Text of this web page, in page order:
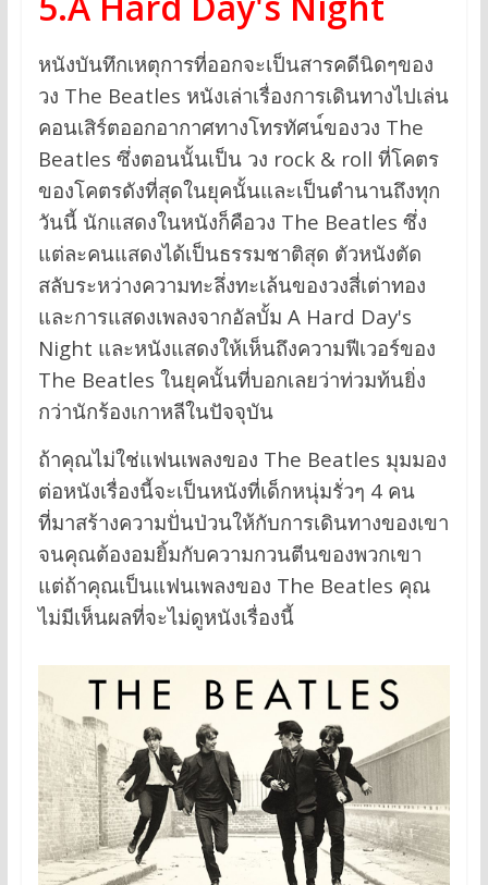
หนังบันทึกเหตุการที่ออกจะเป็นสารคดีนิดๆของ
วง The Beatles หนังเล่าเรื่องการเดินทางไปเล่น
คอนเสิร์ตออกอากาศทางโทรทัศน์ของวง The
Beatles ซึ่งตอนนั้นเป็น วง rock & roll ที่โคตร
ของโคตรดังที่สุดในยุคนั้นและเป็นตำนานถึงทุก
วันนี้ นักแสดงในหนังก็คือวง The Beatles ซึ่ง
แต่ละคนแสดงได้เป็นธรรมชาติสุด ตัวหนังตัด
สลับระหว่างความทะลึ่งทะเล้นของวงสี่เต่าทอง
และการแสดงเพลงจากอัลบั้ม A Hard Day's
Night และหนังแสดงให้เห็นถึงความฟีเวอร์ของ
The Beatles ในยุคนั้นที่บอกเลยว่าท่วมท้นยิ่ง
กว่านักร้องเกาหลีในปัจจุบัน
ถ้าคุณไม่ใช่แฟนเพลงของ The Beatles มุมมอง
ต่อหนังเรื่องนี้จะเป็นหนังที่เด็กหนุ่มรั่วๆ 4 คน
ที่มาสร้างความปั่นป่วนให้กับการเดินทางของเขา
จนคุณต้องอมยิ้มกับความกวนตีนของพวกเขา
แต่ถ้าคุณเป็นแฟนเพลงของ The Beatles คุณ
ไม่มีเห็นผลที่จะไม่ดูหนังเรื่องนี้